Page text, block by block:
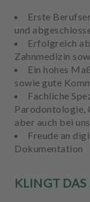
Erste
und
Erfolgreich
Zahnmedizin
Ein hohes
sowie gute
Fachliche
Parodontologie,
aber auch bei
Freude an
Dokumentation
KLINGT